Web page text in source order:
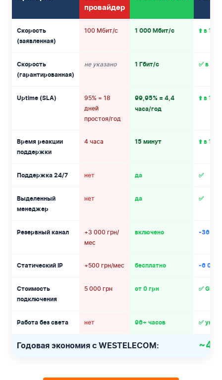
провайдер
Скорость
(заявленная)
100 Мбит/с 1 000 Мбит/с ⬆️ в 10
Скорость
(гарантированная)
не указано 1 Гбит/с ✅ в
Uptime (SLA)
95% = 18
дней
простоя/год
99,95% = 4,4
часа/год
⬆️ в 100
Время реакции
поддержки
4 часа 15 минут ⬆️ в 16
Поддержка 24/7 нет да ✅
Выделенный
менеджер
нет да ✅
Резервный канал
+3 000 грн/
мес
включено -36
Статический IP +500 грн/мес бесплатно -6 000
Стоимость
подключения
5 000 грн от 0 грн ✅
Работа без света нет 96+ часов ✅
Годовая экономия с WESTELECOM: ~47